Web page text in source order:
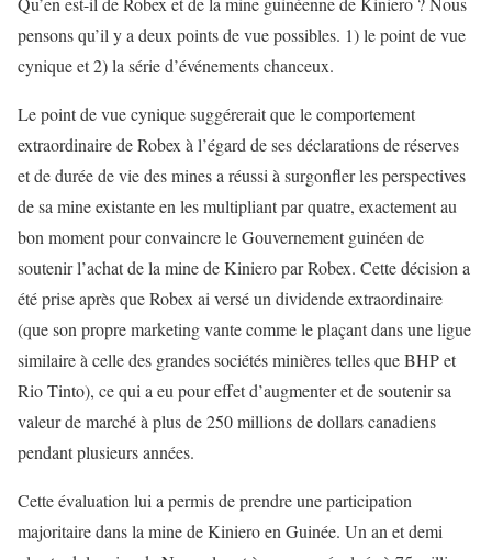
pensons qu’il y a deux points de vue possibles. 1) le point de vue
cynique et 2) la série d’événements chanceux.
Le point de vue cynique suggérerait que le comportement
extraordinaire de Robex à l’égard de ses déclarations de réserves
et de durée de vie des mines a réussi à surgonfler les perspectives
de sa mine existante en les multipliant par quatre, exactement au
bon moment pour convaincre le Gouvernement guinéen de
soutenir l’achat de la mine de Kiniero par Robex. Cette décision a
été prise après que Robex ai versé un dividende extraordinaire
(que son propre marketing vante comme le plaçant dans une ligue
similaire à celle des grandes sociétés minières telles que BHP et
Rio Tinto), ce qui a eu pour effet d’augmenter et de soutenir sa
valeur de marché à plus de 250 millions de dollars canadiens
pendant plusieurs années.
Cette évaluation lui a permis de prendre une participation
majoritaire dans la mine de Kiniero en Guinée. Un an et demi